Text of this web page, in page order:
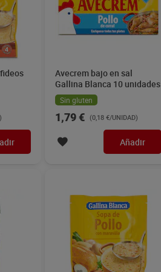
Avecrem bajo en sal
Gallina Blanca 10 unidades
Sin gluten
1,79 € (0,18 €/UNIDAD)
Añadir